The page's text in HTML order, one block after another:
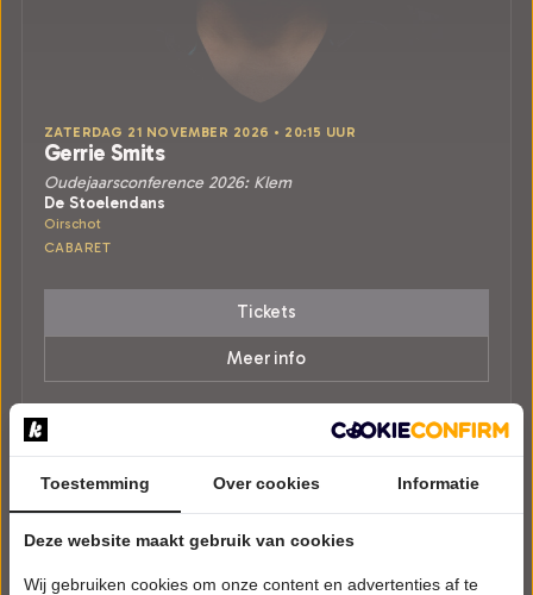
ZATERDAG 21 NOVEMBER 2026 • 20:15 UUR
Gerrie Smits
Oudejaarsconference 2026: Klem
De Stoelendans
Oirschot
CABARET
Tickets
Meer info
Toestemming Over cookies Informatie
Deze website maakt gebruik van cookies
Wij gebruiken cookies om onze content en advertenties af te